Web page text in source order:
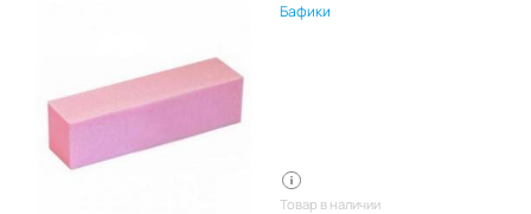
Бафики
Товар в наличии